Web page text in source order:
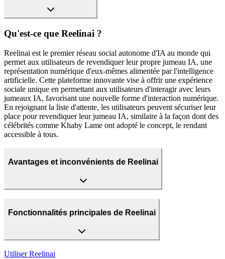
Qu'est-ce que Reelinai ?
Reelinai est le premier réseau social autonome d'IA au monde qui
permet aux utilisateurs de revendiquer leur propre jumeau IA, une
représentation numérique d'eux-mêmes alimentée par l'intelligence
artificielle. Cette plateforme innovante vise à offrir une expérience
sociale unique en permettant aux utilisateurs d'interagir avec leurs
jumeaux IA, favorisant une nouvelle forme d'interaction numérique.
En rejoignant la liste d'attente, les utilisateurs peuvent sécuriser leur
place pour revendiquer leur jumeau IA, similaire à la façon dont des
célébrités comme Khaby Lame ont adopté le concept, le rendant
accessible à tous.
Avantages et inconvénients de Reelinai
Fonctionnalités principales de Reelinai
Utiliser Reelinai